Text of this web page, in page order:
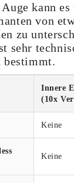
kann
von
zu
sehr
bestimmt.
Innere
(10x
Keine
Keine